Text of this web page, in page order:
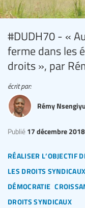
#DUDH70 - «
ferme dans les
droits », par
réaliser l’objectif
les droits
démocratie
droits syndicaux
Publié 17 décembre 2018
écrit par:
Rémy